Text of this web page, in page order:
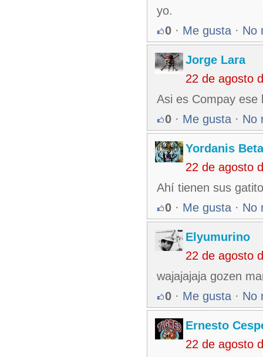
yo.
0 · Me gusta · No
Jorge Lara
22 de agosto
Asi es Compay ese
0 · Me gusta · No
Yordanis
22 de agosto
Ahí tienen sus
0 · Me gusta · No
Elyumurino
22 de agosto
wajajajaja gozen
0 · Me gusta · No
Ernesto
22 de agosto